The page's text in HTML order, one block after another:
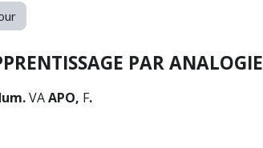
PAR ANALOGIE
VAAPO, F.